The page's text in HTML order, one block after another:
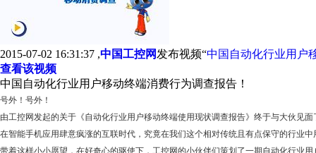
2015-07-02 16:31:37 ,中国工控网发布视频“中国自动化行业用户
查看该视频
中国自动化行业用户移动终端消费行为调查报告！
号外！号外！
由工控网发起的关于《自动化行业用户移动终端使用现状调查报告》终于与大伙见面
在智能手机应用肆意疯涨的互联时代，究竟在我们这个相对传统且有点保守的行业
带着这样小小愿望，在好奇心的驱使下，工控网的小伙伴们策划了一期自动化行业